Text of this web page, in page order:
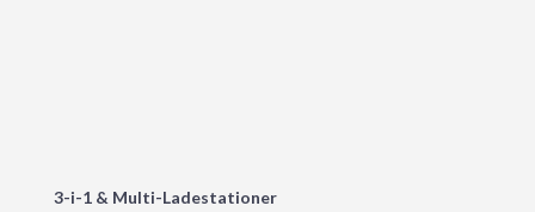
3-i-1 & Multi-Ladestationer